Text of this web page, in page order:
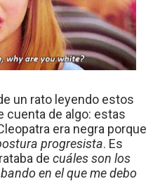
un rato leyendo estos
cuenta de algo: estas
era negra porque
progresista. Es
de cuáles son los
en el que me debo